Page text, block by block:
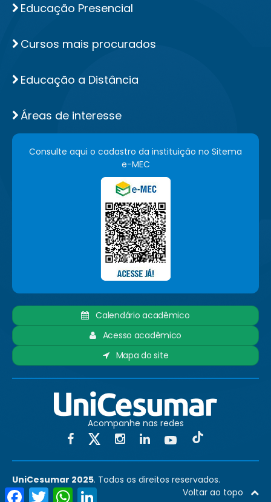
Educação Presencial
Cursos mais procurados
Educação a Distância
Áreas de interesse
Consulte aqui o cadastro da instituição no Sitema
e-MEC
Calendário acadêmico
Acesso acadêmico
Mapa do site
Acompanhe nas redes
UniCesumar 2025. Todos os direitos reservados.
Voltar ao topo
FacebookTwitter WhatsApp